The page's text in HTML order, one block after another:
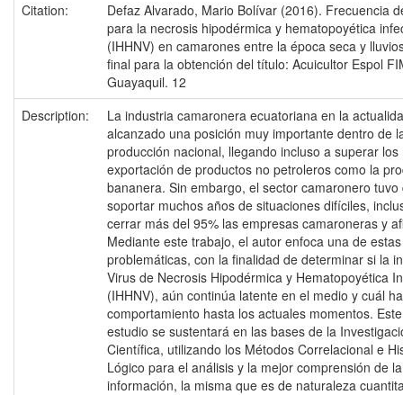
Citation:
Defaz Alvarado, Mario Bolívar (2016). Frecuencia
para la necrosis hipodérmica y hematopoyética
(IHHNV) en camarones entre la época seca y
final para la obtención del título: Acuicultor Espol
Guayaquil. 12
Description:
La industria camaronera ecuatoriana en la
alcanzado una posición muy importante dentro de
producción nacional, llegando incluso a superar los
exportación de productos no petroleros como la
bananera. Sin embargo, el sector camaronero tuvo
soportar muchos años de situaciones difíciles,
cerrar más del 95% las empresas camaroneras y
Mediante este trabajo, el autor enfoca una de
problemáticas, con la finalidad de determinar si la
Virus de Necrosis Hipodérmica y Hematopoyética
(IHHNV), aún continúa latente en el medio y cuál
comportamiento hasta los actuales momentos.
estudio se sustentará en las bases de la
Científica, utilizando los Métodos Correlacional e
Lógico para el análisis y la mejor comprensión de la
información, la misma que es de naturaleza